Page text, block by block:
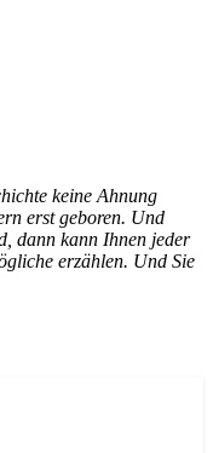
keine Ahnung
erst geboren. Und
dann kann Ihnen jeder
erzählen. Und Sie